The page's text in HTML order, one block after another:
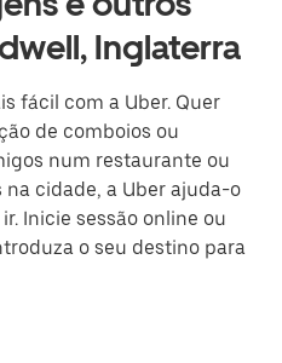
Inglaterra
fácil com a Uber. Quer
de comboios ou
num restaurante ou
cidade, a Uber ajuda-o
Inicie sessão online ou
o seu destino para